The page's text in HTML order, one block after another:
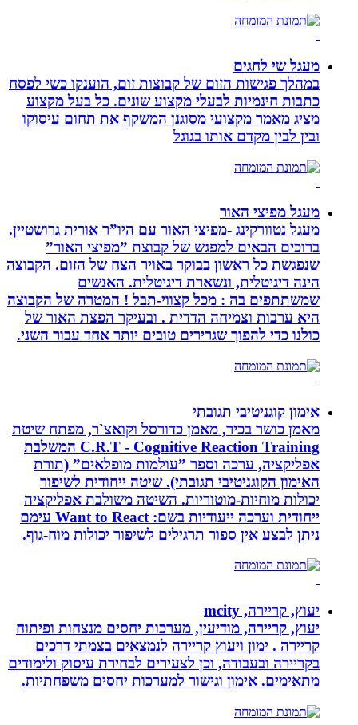
מעגל שי לחגים
במהלך פגישות הזום של קבוצות זום, הוענקו כשי לפסח
כתבות חינמיות לבעלי מקצוע שונים. כל בעל מקצוע
מציג מאמר מקצועי מסוגנן המשקף את תחום עיסוקו
ובין לבין מקדם אותו בגוגל
מעגל מפיצי האור
מעגל נטוורקינג -מפיצי האור עם היו”ר אורית גרושטיין.
ברוכים הבאים למפגש של קבוצת ”מפיצי האור”
שנפגשת כל ראשון בבוקר באויר הצח של הזום. הקבוצה
הינה דיגיטלית, ונשארת דיגיטלית. האנשים
שמשתתפים בה : מכל קצווי-תבל ! המטרה של הקבוצה
היא ערבות וצמיחה הדדית . ובעיקר הפצת האור של
כולנו כדי להפוך שגרירים טובים יותר אחד עבור השני.
אימון קוגניטיבי תגובתי
מאמן כושר בכיר, מאמן כדורסל וקואצ`ר, מפתח שיטת
C.R.T - Cognitive Reaction Training המשלבת
אפליקציה, ערכה וספר ”עולמות מופלאים” (תורת
האימון הקוגניטיבי תגובתי). שיטה ייחודית לשיפור
יכולות מוחיות-מוטוריות. השיטה משולבת אפליקציה
ייחודית וערכה ייעודיות בשם: Want to React עימם
ניתן לבצע אין ספור תרגילים לשיפור יכולות מוח-גוף.
יעוץ, קריירה, mcity
יעוץ, קריירה, מודיעין, מערכות יחסים מנצחות ופיתוח
קריירה . ימון ויעוץ קריירה לנמצאים בצמתי דרכים
בקריירה ובעבודה, וכן לצעירים לבחירת עיסוק ולימודים
מתאימים. אימון וגישור למערכות יחסים משפחתיות.